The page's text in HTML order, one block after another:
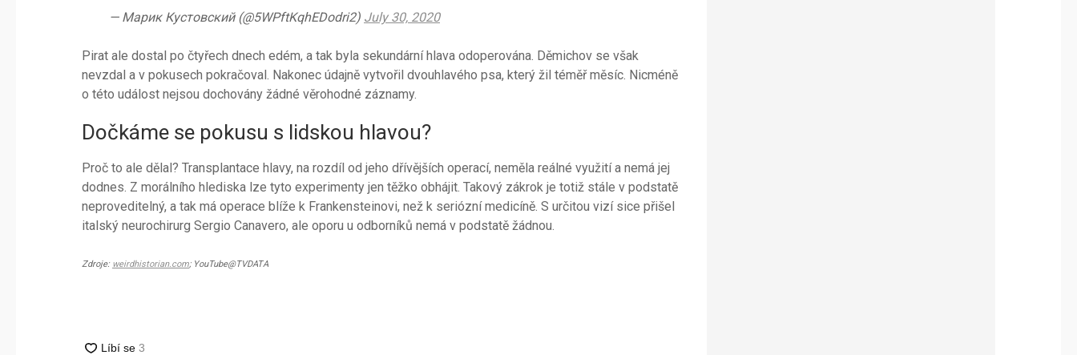
— Марик Кустовский (@5WPftKqhEDodri2) July 30, 2020
Pirat ale dostal po čtyřech dnech edém, a tak byla sekundární hlava odoperována. Děmichov se však
nevzdal a v pokusech pokračoval. Nakonec údajně vytvořil dvouhlavého psa, který žil téměř měsíc. Nicméně
o této událost nejsou dochovány žádné věrohodné záznamy.
Dočkáme se pokusu s lidskou hlavou?
Proč to ale dělal? Transplantace hlavy, na rozdíl od jeho dřívějších operací, neměla reálné využití a nemá jej
dodnes. Z morálního hlediska lze tyto experimenty jen těžko obhájit. Takový zákrok je totiž stále v podstatě
neproveditelný, a tak má operace blíže k Frankensteinovi, než k seriózní medicíně. S určitou vizí sice přišel
italský neurochirurg Sergio Canavero, ale oporu u odborníků nemá v podstatě žádnou.
Zdroje: weirdhistorian.com; YouTube@TVDATA